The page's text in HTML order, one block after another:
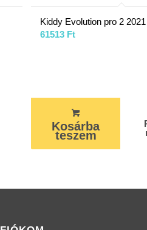
Kiddy Evolution pro 2
61513 Ft
Kosárba
teszem